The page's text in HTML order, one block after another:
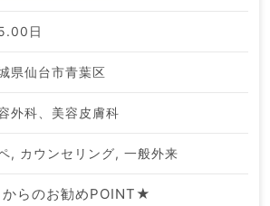
日
県仙台市青葉区
外科、美容皮膚科
, カウンセリング, 一般外来
らのお勧めPOINT★